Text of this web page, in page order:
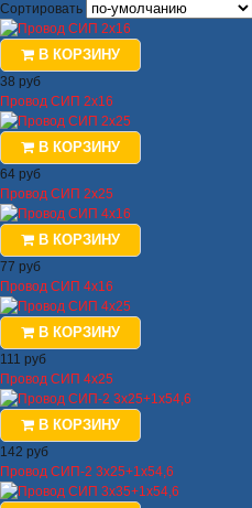
Сортировать
В КОРЗИНУ
38 руб
Провод СИП 2х16
В КОРЗИНУ
64 руб
Провод СИП 2х25
В КОРЗИНУ
77 руб
Провод СИП 4х16
В КОРЗИНУ
111 руб
Провод СИП 4х25
В КОРЗИНУ
142 руб
Провод СИП-2 3х25+1х54,6